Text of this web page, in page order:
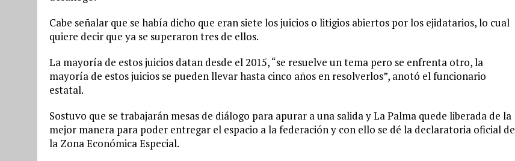
Cabe señalar que se había dicho que eran siete los juicios o litigios abiertos por los ejidatarios, lo cual
quiere decir que ya se superaron tres de ellos.
La mayoría de estos juicios datan desde el 2015, “se resuelve un tema pero se enfrenta otro, la
mayoría de estos juicios se pueden llevar hasta cinco años en resolverlos”, anotó el funcionario
estatal.
Sostuvo que se trabajarán mesas de diálogo para apurar a una salida y La Palma quede liberada de la
mejor manera para poder entregar el espacio a la federación y con ello se dé la declaratoria oficial de
la Zona Económica Especial.